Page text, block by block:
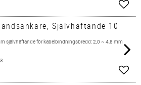
Självhäftande 10
självhäftande för kabelbindningsbredd: 2,0 ~ 4,8 mm